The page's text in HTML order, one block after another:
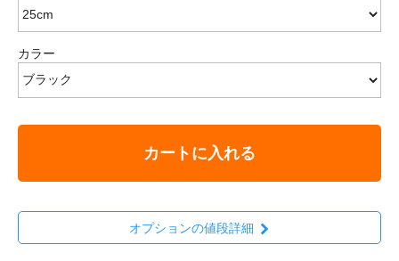
カラー
カートに入れる
オプションの値段詳細